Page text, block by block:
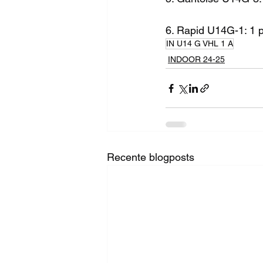
6. Rapid U14G-1: 1
IN U14 G VHL 1 A
INDOOR 24-25
Recente blogposts